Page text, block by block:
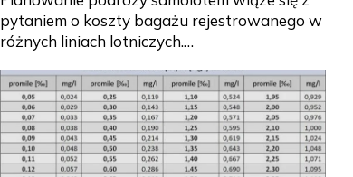
pytaniem o koszty bagażu rejestrowanego w
różnych liniach lotniczych.…